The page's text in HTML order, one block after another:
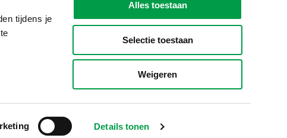
tijdens je
Details tonen
Alles toestaan
Selectie toestaan
Weigeren
meldingen & fraudebestrijding